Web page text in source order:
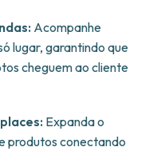
Acompanhe
lugar, garantindo que
cheguem ao cliente
Expanda o
produtos conectando